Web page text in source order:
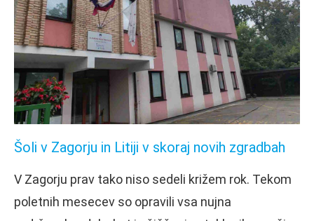
Šoli v Zagorju in Litiji v skoraj novih zgradbah
V Zagorju prav tako niso sedeli križem rok. Tekom
poletnih mesecev so opravili vsa nujna